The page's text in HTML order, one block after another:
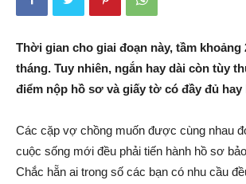
Nước
Thời gian cho giai đoạn này, tầm khoảng
tháng. Tuy nhiên, ngắn hay dài còn tùy
điểm nộp hồ sơ và giấy tờ có đầy đủ hay
Các cặp vợ chồng muốn được cùng nhau
cuộc sống mới đều phải tiến hành hồ sơ
Chắc hẵn ai trong số các bạn có nhu cầu